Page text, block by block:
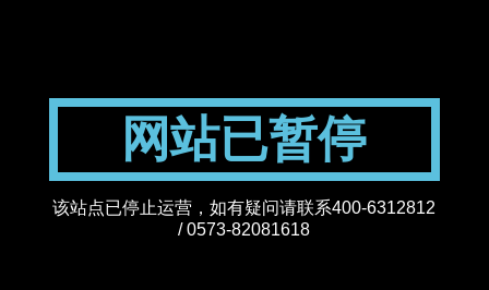
网站已暂停
该站点已停止运营，如有疑问请联系400-6312812
/ 0573-82081618